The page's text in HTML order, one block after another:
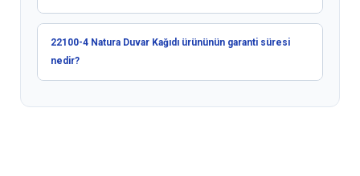
22100-4 Natura Duvar Kağıdı ürününün garanti süresi
nedir?